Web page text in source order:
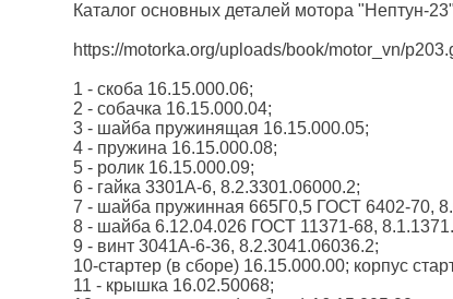
Каталог основных деталей мотора "Нептун-23"
https://motorka.org/uploads/book/motor_vn/
1 - скоба 16.15.000.06;
2 - собачка 16.15.000.04;
3 - шайба пружинящая 16.15.000.05;
4 - пружина 16.15.000.08;
5 - ролик 16.15.000.09;
6 - гайка 3301А-6, 8.2.3301.06000.2;
7 - шайба пружинная 665Г0,5 ГОСТ 6402-70,
8 - шайба 6.12.04.026 ГОСТ 11371-68,
9 - винт 3041А-6-36, 8.2.3041.06036.2;
10-стартер (в сборе) 16.15.000.00; корпус
11 - крышка 16.02.50068;